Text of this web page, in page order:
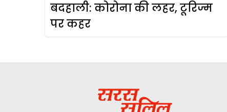
बदहाली: कोरोना की लहर, टूरिज्म
पर कहर